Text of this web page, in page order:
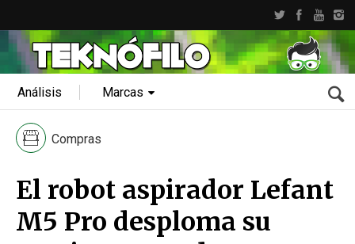
Análisis Marcas
Compras
El robot aspirador Lefant
M5 Pro desploma su